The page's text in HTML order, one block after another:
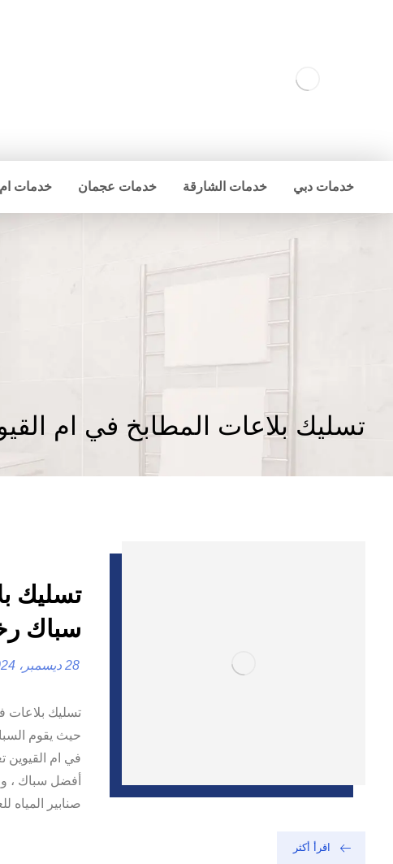
خدمات دبي خدمات الشارقة خدمات عجمان خدمات ام
تسليك بلاعات المطابخ في ام
سباك
28 ديسمبر، 2024
تسليك بلاعات
حيث يقوم
في ام القيوين
أفضل سباك ،
صنابير المياه
اقرأ أكثر